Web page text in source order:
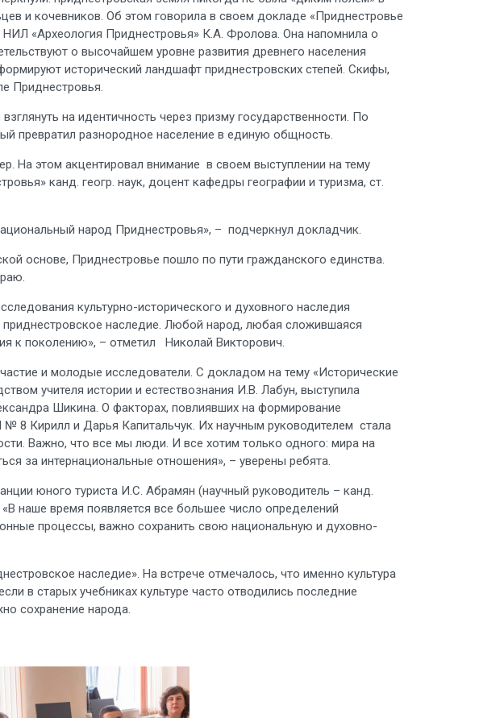
и кочевников. Об этом говорила в своем докладе «Приднестровье
НИЛ «Археология Приднестровья» К.А. Фролова. Она напомнила о
о высочайшем уровне развития древнего населения
исторический ландшафт приднестровских степей. Скифы,
Приднестровья.
на идентичность через призму государственности. По
превратил разнородное население в единую общность.
На этом акцентировал внимание в своем выступлении на тему
канд. геогр. наук, доцент кафедры географии и туризма, ст.
народ Приднестровья», – подчеркнул докладчик.
основе, Приднестровье пошло по пути гражданского единства.
культурно-исторического и духовного наследия
наследие. Любой народ, любая сложившаяся
к поколению», – отметил Николай Викторович.
и молодые исследователи. С докладом на тему «Исторические
учителя истории и естествознания И.В. Лабун, выступила
Шикина. О факторах, повлиявших на формирование
8 Кирилл и Дарья Капитальчук. Их научным руководителем стала
Важно, что все мы люди. И все хотим только одного: мира на
за интернациональные отношения», – уверены ребята.
юного туриста И.С. Абрамян (научный руководитель – канд.
наше время появляется все большее число определений
процессы, важно сохранить свою национальную и духовно-
наследие». На встрече отмечалось, что именно культура
в старых учебниках культуре часто отводились последние
сохранение народа.